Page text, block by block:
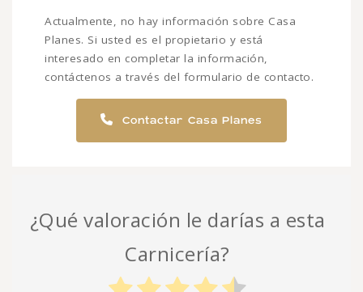
Actualmente, no hay información sobre Casa
Planes. Si usted es el propietario y está
interesado en completar la información,
contáctenos a través del formulario de contacto.
Contactar Casa Planes
¿Qué valoración le darías a esta
Carnicería?